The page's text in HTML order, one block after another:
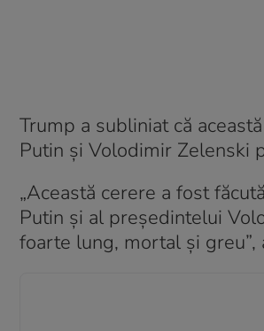
Trump a subliniat că
Putin și Volodimir Zelenski
„Această cerere a fost
Putin și al președintelui
foarte lung, mortal și greu”,